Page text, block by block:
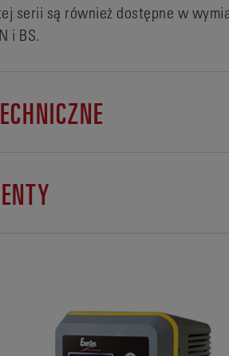
serii są również dostępne w
i BS.